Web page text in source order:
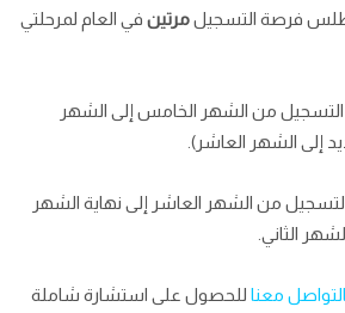
فرصة التسجيلمرتين في العام لمرحلتي
التسجيل من الشهر الخامس إلى الشهر
إلى الشهر العاشر).
التسجيل من الشهر العاشر إلى نهاية الشهر
الثاني.
معنا للحصول على استشارة شاملة